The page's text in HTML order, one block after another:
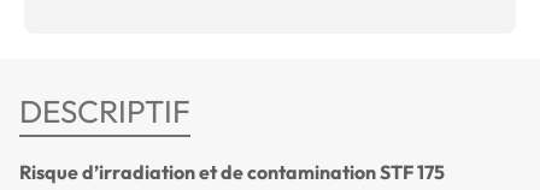
DESCRIPTIF
Risque d’irradiation et de contamination STF 175